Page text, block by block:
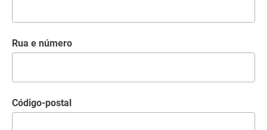
Rua e número
código-postal